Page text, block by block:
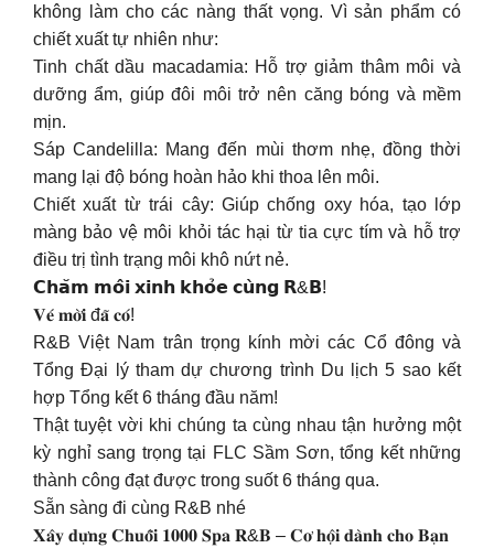
không làm cho các nàng thất vọng. Vì sản phẩm có
chiết xuất tự nhiên như:
Tinh chất dầu macadamia: Hỗ trợ giảm thâm môi và
dưỡng ẩm, giúp đôi môi trở nên căng bóng và mềm
mịn.
Sáp Candelilla: Mang đến mùi thơm nhẹ, đồng thời
mang lại độ bóng hoàn hảo khi thoa lên môi.
Chiết xuất từ trái cây: Giúp chống oxy hóa, tạo lớp
màng bảo vệ môi khỏi tác hại từ tia cực tím và hỗ trợ
điều trị tình trạng môi khô nứt nẻ.
𝗖𝗵𝗮̆𝗺 𝗺𝗼̂𝗶 𝘅𝗶𝗻𝗵 𝗸𝗵𝗼̉𝗲 𝗰𝘂̀𝗻𝗴 𝗥&𝗕!
𝐕𝐞́ 𝐦𝐨̛̀𝐢 đ𝐚̃ 𝐜𝐨́!
R&B Việt Nam trân trọng kính mời các Cổ đông và
Tổng Đại lý tham dự chương trình Du lịch 5 sao kết
hợp Tổng kết 6 tháng đầu năm!
Thật tuyệt vời khi chúng ta cùng nhau tận hưởng một
kỳ nghỉ sang trọng tại FLC Sầm Sơn, tổng kết những
thành công đạt được trong suốt 6 tháng qua.
Sẵn sàng đi cùng R&B nhé
𝐗𝐚̂𝐲 𝐝𝐮̛̣𝐧𝐠 𝐂𝐡𝐮𝐨̂̃𝐢 𝟏𝟎𝟎𝟎 𝐒𝐩𝐚 𝐑&𝐁 – 𝐂𝐨̛ 𝐡𝐨̣̂𝐢 𝐝𝐚̀𝐧𝐡 𝐜𝐡𝐨 𝐁𝐚̣𝐧